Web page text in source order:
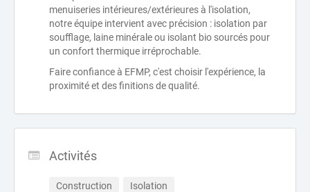
menuiseries intérieures/extérieures à l'isolation,
notre équipe intervient avec précision : isolation par
soufflage, laine minérale ou isolant bio sourcés pour
un confort thermique irréprochable.
Faire confiance à EFMP, c'est choisir l'expérience, la
proximité et des finitions de qualité.
Activités
Construction Isolation